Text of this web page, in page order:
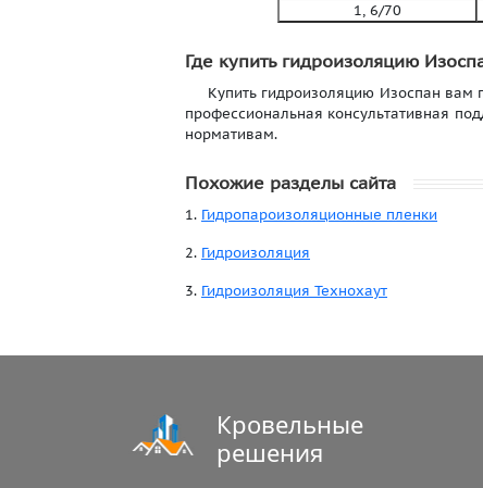
1, 6/70
Где купить гидроизоляцию
Купить гидроизоляцию Изоспан вам
профессиональная консультативная
нормативам.
Похожие разделы сайта
1. Гидропароизоляционные пленки
2. Гидроизоляция
3. Гидроизоляция Технохаут
Кровельные
решения